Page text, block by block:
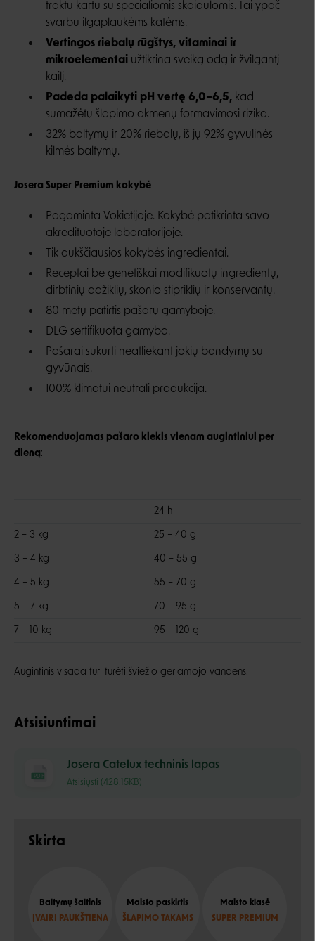
traktu kartu su specialiomis skaidulomis. Tai ypač
svarbu ilgaplaukėms katėms.
Vertingos riebalų rūgštys, vitaminai ir
mikroelementai užtikrina sveiką odą ir žvilgantį
kailį.
Padeda palaikyti pH vertę 6,0–6,5, kad
sumažėtų šlapimo akmenų formavimosi rizika.
32% baltymų ir 20% riebalų, iš jų 92% gyvulinės
kilmės baltymų.
Josera Super Premium kokybė
Pagaminta Vokietijoje. Kokybė patikrinta savo
akredituotoje laboratorijoje.
Tik aukščiausios kokybės ingredientai.
Receptai be genetiškai modifikuotų ingredientų,
dirbtinių dažiklių, skonio stipriklių ir konservantų.
80 metų patirtis pašarų gamyboje.
DLG sertifikuota gamyba.
Pašarai sukurti neatliekant jokių bandymų su
gyvūnais.
100% klimatui neutrali produkcija.
Rekomenduojamas pašaro kiekis vienam augintiniui per
dieną:
24 h
2 – 3 kg 25 – 40 g
3 – 4 kg 40 – 55 g
4 – 5 kg 55 – 70 g
5 – 7 kg 70 – 95 g
7 – 10 kg 95 – 120 g
Augintinis visada turi turėti šviežio geriamojo vandens.
Atsisiuntimai
Josera Catelux techninis lapas
Atsisiųsti (428.15KB)
Skirta
Baltymų šaltinis
ĮVAIRI PAUKŠTIENA
Maisto paskirtis
ŠLAPIMO TAKAMS
Maisto klasė
SUPER PREMIUM